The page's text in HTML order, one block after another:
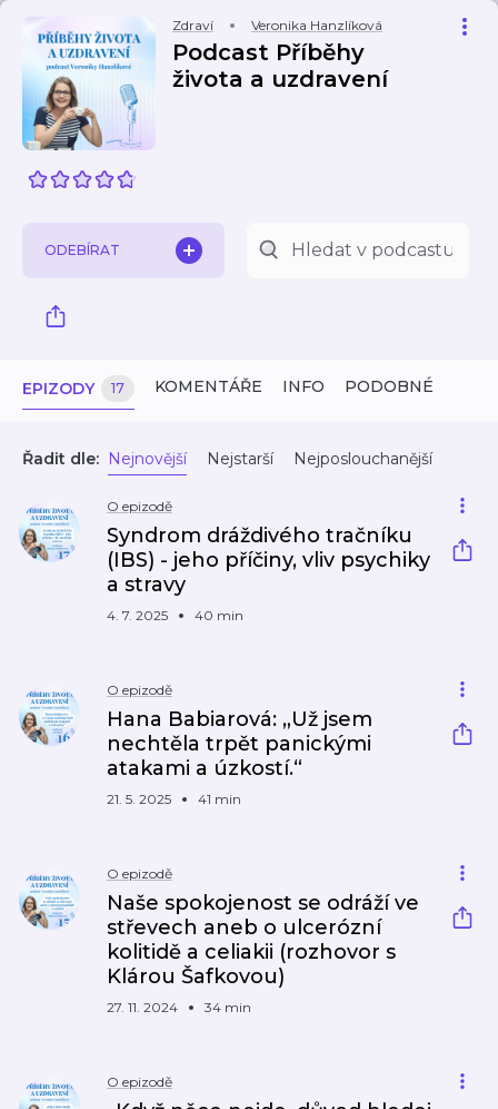
Zdraví Veronika Hanzlíková
Podcast Příběhy
života a uzdravení
ODEBÍRAT
EPIZODY 17 KOMENTÁŘE INFO PODOBNÉ
Řadit dle: Nejnovější Nejstarší Nejposlouchanější
O epizodě
Syndrom dráždivého tračníku
(IBS) - jeho příčiny, vliv psychiky
a stravy
4. 7. 2025 40 min
O epizodě
Hana Babiarová: „Už jsem
nechtěla trpět panickými
atakami a úzkostí.“
21. 5. 2025 41 min
O epizodě
Naše spokojenost se odráží ve
střevech aneb o ulcerózní
kolitidě a celiakii (rozhovor s
Klárou Šafkovou)
27. 11. 2024 34 min
O epizodě